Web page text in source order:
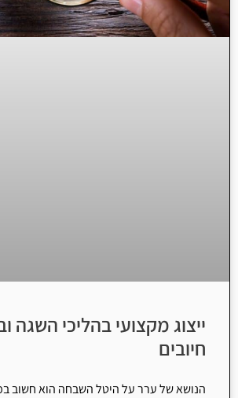
ייצוג מקצועי בהליכי השגה
חיובים
הנושא של ערר על היטל השבחה הוא חשוב